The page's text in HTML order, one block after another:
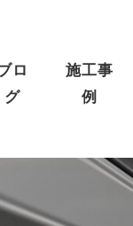
ロ
グ
施工事
例